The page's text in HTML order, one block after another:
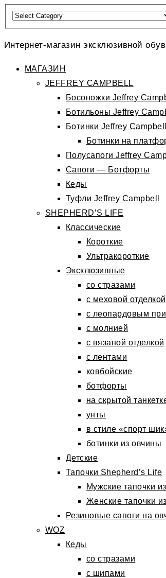
Интернет-магазин эксклюзивной
МАГАЗИН
JEFFREY CAMPBELL
Босоножки Jeffrey
Ботильоны Jeffrey
Ботинки Jeffrey Campbell
Ботинки на
Полусапоги Jeffrey
Сапоги — Ботфорты
Кеды
Туфли Jeffrey Campbell
SHEPHERD’S LIFE
Классические
Короткие
Ультракороткие
Эксклюзивные
со стразами
с меховой отделкой
с леопардовым
с молнией
с вязаной отделкой
с лентами
ковбойские
ботфорты
на скрытой
унты
в стиле «спорт
ботинки из овчины
Детские
Тапочки Shepherd’s Life
Мужские тапочки
Женские тапочки
Резиновые сапоги на
WOZ
Кеды
со стразами
с шипами